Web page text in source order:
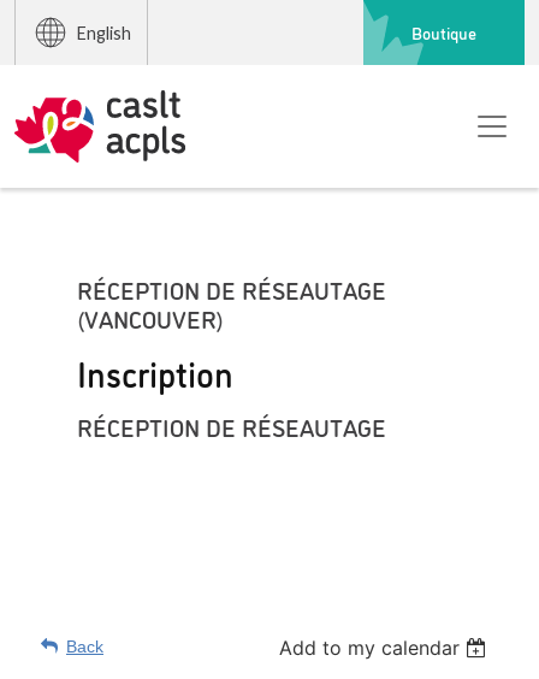
English Boutique
RÉCEPTION DE RÉSEAUTAGE
(VANCOUVER)
Inscription
RÉCEPTION DE RÉSEAUTAGE